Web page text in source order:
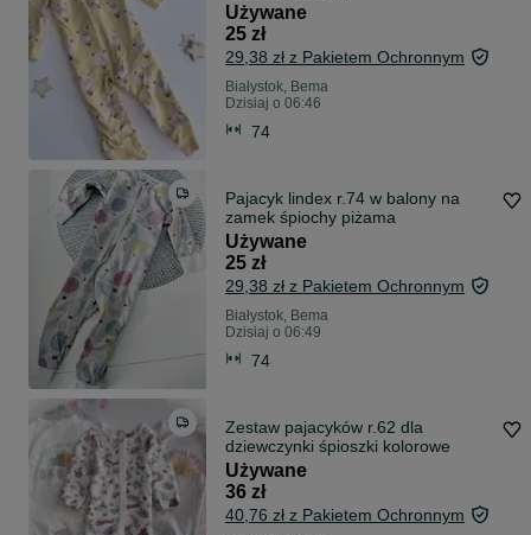
Używane
25 zł
29,38 zł z Pakietem Ochronnym
Białystok, Bema
Dzisiaj o 06:46
74
Pajacyk lindex r.74 w balony na
zamek śpiochy piżama
Używane
25 zł
29,38 zł z Pakietem Ochronnym
Białystok, Bema
Dzisiaj o 06:49
74
Zestaw pajacyków r.62 dla
dziewczynki śpioszki kolorowe
Używane
36 zł
40,76 zł z Pakietem Ochronnym